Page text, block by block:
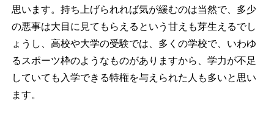
思います。持ち上げられれば気が緩むのは当然で、多少
の悪事は大目に見てもらえるという甘えも芽生えるでし
ょうし、高校や大学の受験では、多くの学校で、いわゆ
るスポーツ枠のようなものがありますから、学力が不足
していても入学できる特権を与えられた人も多いと思い
ます。